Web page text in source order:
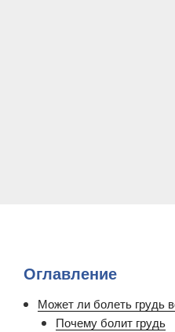
Оглавление
Может ли болеть грудь
Почему болит грудь